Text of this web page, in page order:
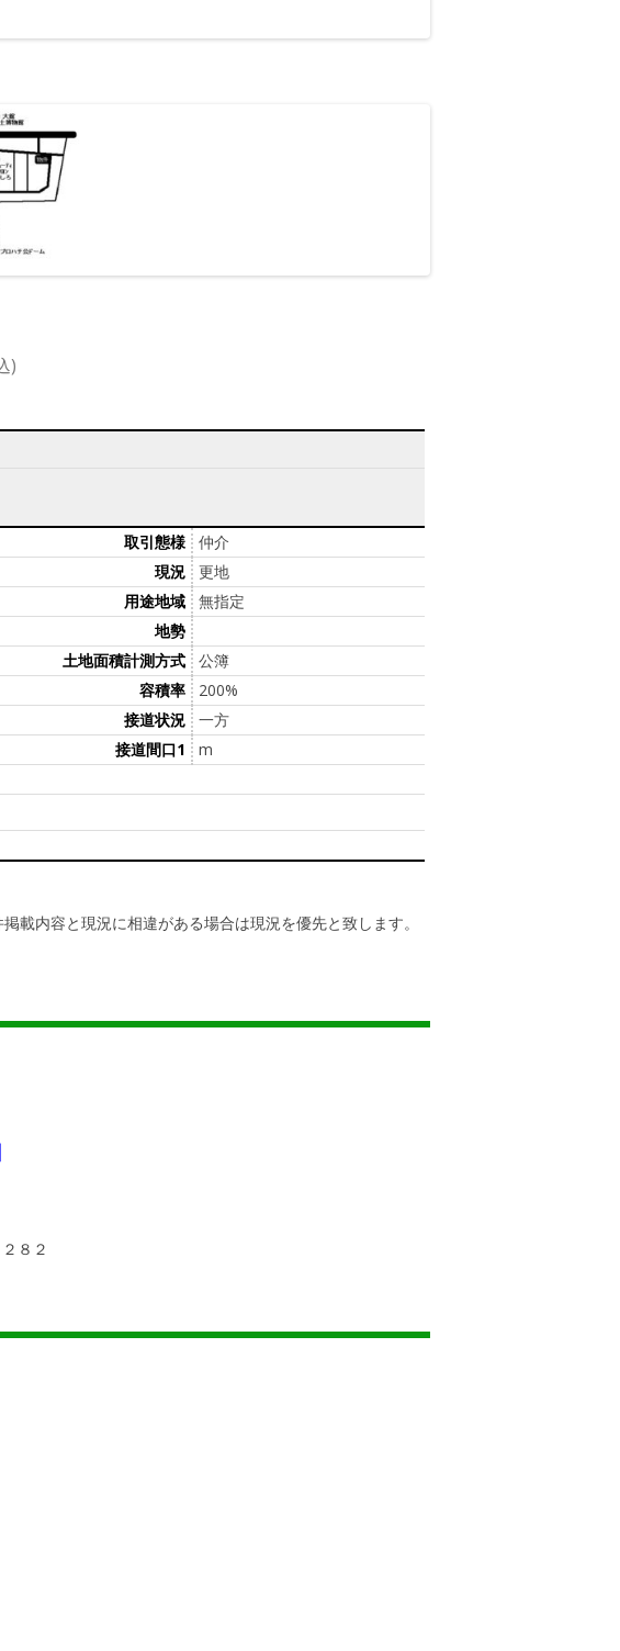
)
取引態様
仲介
現況
更地
用途地域
無指定
地勢
土地面積計測方式
公簿
容積率
200%
接道状況
一方
接道間口1
m
載内容と現況に相違がある場合は現況を優先と致します。
８２